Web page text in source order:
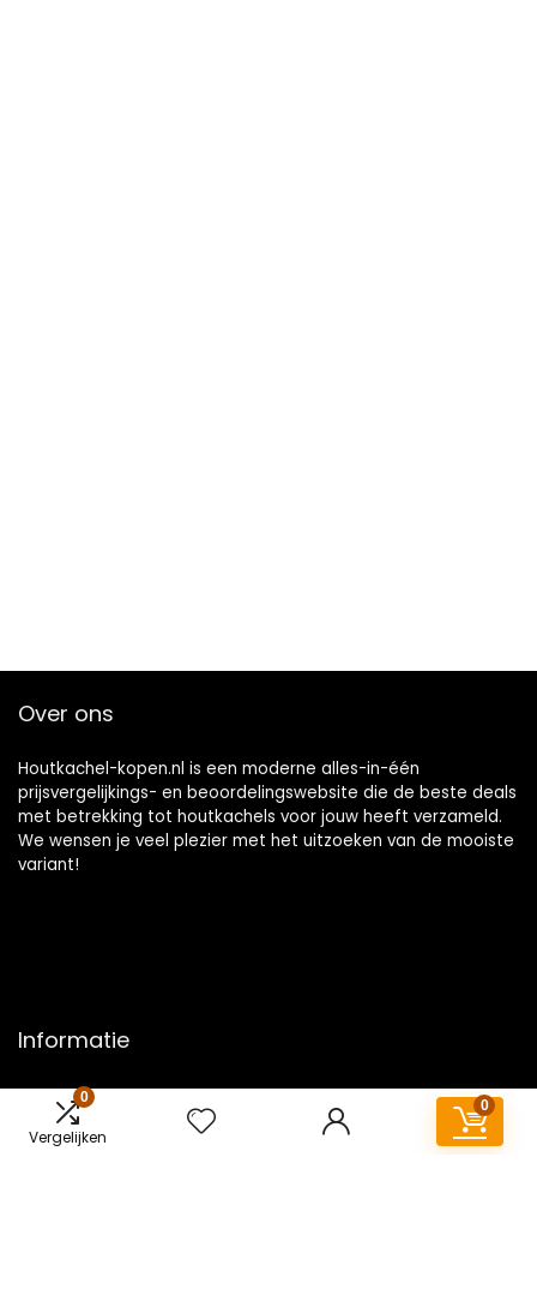
0
Vergelijken
0
Over ons
Houtkachel-kopen.nl is een moderne alles-in-één
prijsvergelijkings- en beoordelingswebsite die de beste deals
met betrekking tot houtkachels voor jouw heeft verzameld.
We wensen je veel plezier met het uitzoeken van de mooiste
variant!
Informatie
Contact
Klantenservice